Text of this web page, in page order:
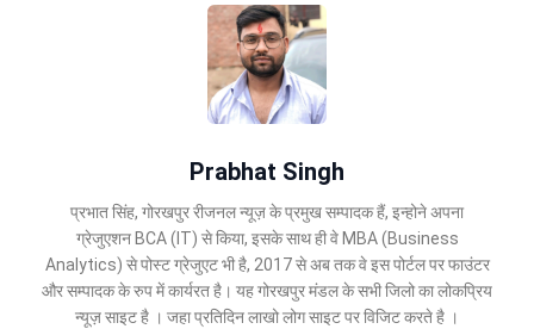
Prabhat Singh
प्रभात सिंह, गोरखपुर रीजनल न्यूज़ के प्रमुख सम्पादक हैं, इन्होने अपना
ग्रेजुएशन BCA (IT) से किया, इसके साथ ही वे MBA (Business
Analytics) से पोस्ट ग्रेजुएट भी है, 2017 से अब तक वे इस पोर्टल पर फाउंटर
और सम्पादक के रुप में कार्यरत है। यह गोरखपुर मंडल के सभी जिलो का लोकप्रिय
न्यूज़ साइट है । जहा प्रतिदिन लाखो लोग साइट पर विजिट करते है ।